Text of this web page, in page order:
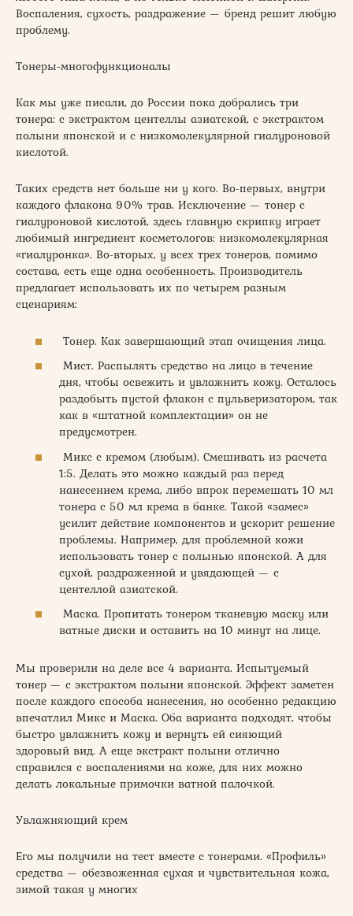
Воспаления, сухость, раздражение — бренд решит любую
проблему.
Тонеры-многофункционалы
Как мы уже писали, до России пока добрались три
тонера: с экстрактом центеллы азиатской, с экстрактом
полыни японской и с низкомолекулярной гиалуроновой
кислотой.
Таких средств нет больше ни у кого. Во-первых, внутри
каждого флакона 90% трав. Исключение — тонер с
гиалуроновой кислотой, здесь главную скрипку играет
любимый ингредиент косметологов: низкомолекулярная
«гиалуронка». Во-вторых, у всех трех тонеров, помимо
состава, есть еще одна особенность. Производитель
предлагает использовать их по четырем разным
сценариям:
Тонер. Как завершающий этап очищения лица.
Мист. Распылять средство на лицо в течение
дня, чтобы освежить и увлажнить кожу. Осталось
раздобыть пустой флакон с пульверизатором, так
как в «штатной комплектации» он не
предусмотрен.
Микс с кремом (любым). Смешивать из расчета
1:5. Делать это можно каждый раз перед
нанесением крема, либо впрок перемешать 10 мл
тонера с 50 мл крема в банке. Такой «замес»
усилит действие компонентов и ускорит решение
проблемы. Например, для проблемной кожи
использовать тонер с полынью японской. А для
сухой, раздраженной и увядающей — с
центеллой азиатской.
Маска. Пропитать тонером тканевую маску или
ватные диски и оставить на 10 минут на лице.
Мы проверили на деле все 4 варианта. Испытуемый
тонер — с экстрактом полыни японской. Эффект заметен
после каждого способа нанесения, но особенно редакцию
впечатлил Микс и Маска. Оба варианта подходят, чтобы
быстро увлажнить кожу и вернуть ей сияющий
здоровый вид. А еще экстракт полыни отлично
справился с воспалениями на коже, для них можно
делать локальные примочки ватной палочкой.
Увлажняющий крем
Его мы получили на тест вместе с тонерами. «Профиль»
средства — обезвоженная сухая и чувствительная кожа,
зимой такая у многих